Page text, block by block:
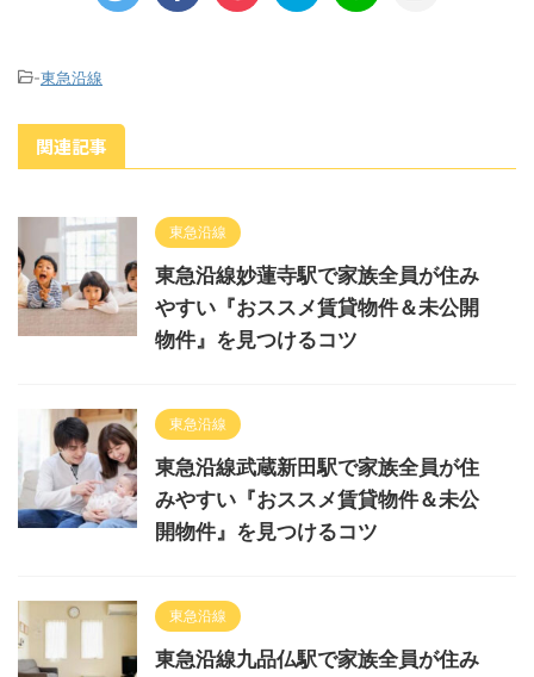
-東急沿線
関連記事
東急沿線
東急沿線妙蓮寺駅で家族全員が住み
やすい『おススメ賃貸物件＆未公開
物件』を見つけるコツ
東急沿線
東急沿線武蔵新田駅で家族全員が住
みやすい『おススメ賃貸物件＆未公
開物件』を見つけるコツ
東急沿線
東急沿線九品仏駅で家族全員が住み